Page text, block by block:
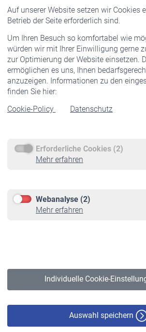
Auf unserer Website setzen wir Cookies
Betrieb der Seite erforderlich sind.
Um Ihren Besuch so komfortabel wie
würden wir mit Ihrer Einwilligung gerne
zur Optimierung der Website einsetzen.
ermöglichen es uns, Ihnen
anzuzeigen. Informationen zu den
finden Sie hier:
Cookie-Policy
Datenschutz
Erforderliche Cookies (2)
Mehr erfahren
Webanalyse (2)
Mehr erfahren
Individuelle Cookie-
Auswahl speichern
Pflichtversicherung
Staatliche Förderung
Veranstaltungen
Rentner
Rentenbeginn
Rente beantragen
Service
Informationen
Online-Rechner
VBLnewsletter
Erklärung zur Barrierefreiheit